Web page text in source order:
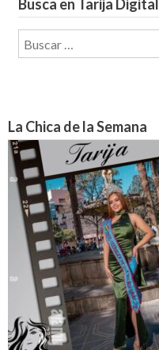
Busca en Tarija Digital
Buscar:
La Chica de la Semana